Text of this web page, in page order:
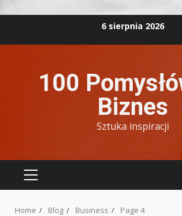
6 sierpnia 2026
100
Biznes
Sztuka inspiracji
PRIMARY
Home Blog Business Page 4